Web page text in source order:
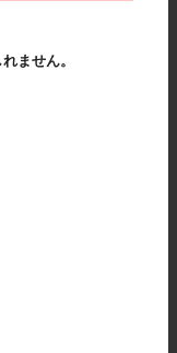
ません。